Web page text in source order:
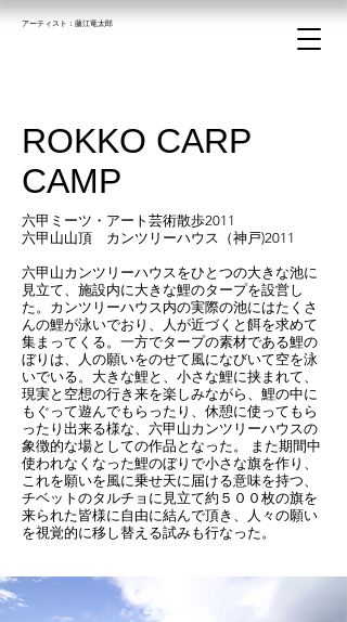
アーティスト：​藤江竜太郎
ROKKO CARP
CAMP
六甲ミーツ・アート芸術散歩2011
六甲山山頂 カンツリーハウス（神戸)2011
六甲山カンツリーハウスをひとつの大きな池に
見立て、施設内に大きな鯉のタープを設営し
た。カンツリーハウス内の実際の池にはたくさ
んの鯉が泳いでおり、人が近づくと餌を求めて
集まってくる。一方でタープの素材である鯉の
ぼりは、人の願いをのせて風になびいて空を泳
いでいる。大きな鯉と、小さな鯉に挟まれて、
現実と空想の行き来を楽しみながら、鯉の中に
もぐって遊んでもらったり、休憩に使ってもら
ったり出来る様な、六甲山カンツリーハウスの
象徴的な場としての作品となった。 また期間中
使われなくなった鯉のぼりで小さな旗を作り、
これを願いを風に乗せ天に届ける意味を持つ、
チベットのタルチョに見立て約５００枚の旗を
来られた皆様に自由に結んで頂き、人々の願い
を視覚的に移し替える試みも行なった。